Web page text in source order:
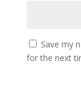
Save my
for the next